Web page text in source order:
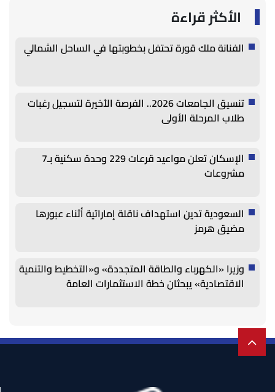
الأكثر قراءة
الفنانة ملك قورة تحتفل بخطوبتها في الساحل الشمالي
تنسيق الجامعات 2026.. الفرصة الأخيرة لتسجيل رغبات
طلاب المرحلة الأولى
الإسكان تعلن مواعيد قرعات 229 وحدة سكنية بـ7
مشروعات
السعودية تدين استهداف ناقلة إماراتية أثناء عبورها
مضيق هرمز
وزيرا «الكهرباء والطاقة المتجددة» و«التخطيط والتنمية
الاقتصادية» يبحثان خطة الاستثمارات العامة